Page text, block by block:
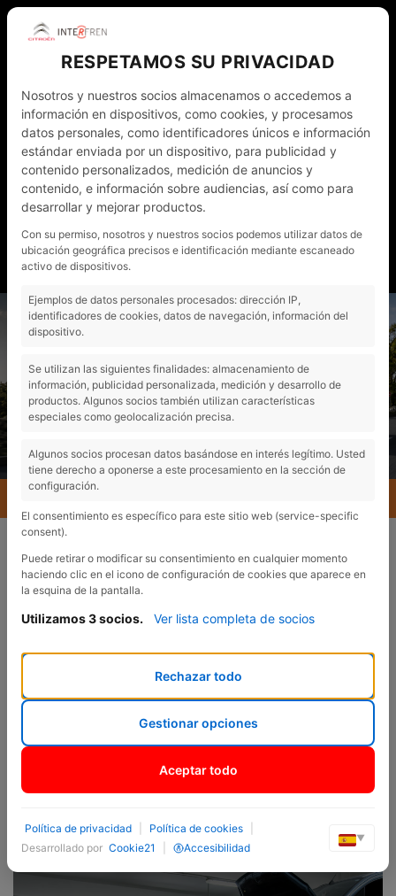
ESP
972 011 782
WHATSAPP
VENTAS
ayudarte?
RESPETAMOS SU PRIVACIDAD
Nosotros y nuestros socios almacenamos o accedemos a
información en dispositivos, como cookies, y procesamos
datos personales, como identificadores únicos e información
estándar enviada por un dispositivo, para publicidad y
contenido personalizados, medición de anuncios y
contenido, e información sobre audiencias, así como para
desarrollar y mejorar productos.
Con su permiso, nosotros y nuestros socios podemos utilizar datos de
ubicación geográfica precisos e identificación mediante escaneado
activo de dispositivos.
Ejemplos de datos personales procesados: dirección IP,
identificadores de cookies, datos de navegación, información del
dispositivo.
Se utilizan las siguientes finalidades: almacenamiento de
información, publicidad personalizada, medición y desarrollo de
productos. Algunos socios también utilizan características
especiales como geolocalización precisa.
Algunos socios procesan datos basándose en interés legítimo. Usted
tiene derecho a oponerse a este procesamiento en la sección de
configuración.
El consentimiento es específico para este sitio web (service-specific
consent).
Puede retirar o modificar su consentimiento en cualquier momento
haciendo clic en el icono de configuración de cookies que aparece en
la esquina de la pantalla.
Utilizamos 3 socios. Ver lista completa de socios
Rechazar todo
Gestionar opciones
Aceptar todo
Política de privacidad Política de cookies
Desarrollado por Cookie21 Accesibilidad
▼